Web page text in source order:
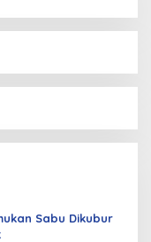
Sabu Dikubur